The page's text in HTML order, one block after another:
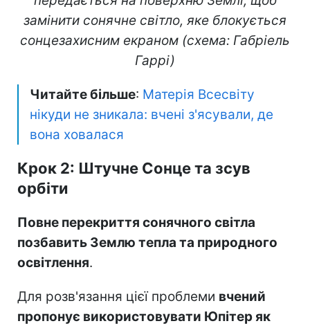
замінити сонячне світло, яке блокується
сонцезахисним екраном (схема: Габріель
Гаррі)
Читайте більше: Матерія Всесвіту
нікуди не зникала: вчені з'ясували, де
вона ховалася
Крок 2: Штучне Сонце та зсув
орбіти
Повне перекриття сонячного світла
позбавить Землю тепла та природного
освітлення.
Для розв'язання цієї проблеми вчений
пропонує використовувати Юпітер як